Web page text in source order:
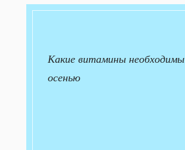
Какие витамины необходимы
осенью